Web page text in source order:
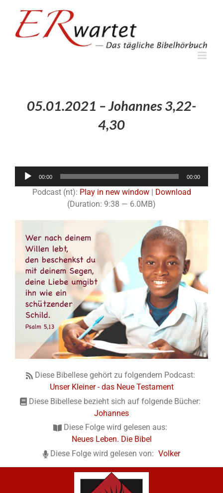
springen
05.01.2021 – Johannes 3,22-
4,30
00:00 00:00
Podcast (nt): Play in new window| Download
(Duration: 9:38 — 6.0MB)
Diese Bibellese gehört zu folgendem Podcast:
Unser Kleiner - das Neue Testament
Diese Bibellese bezieht sich auf folgende Bücher:
Johannes
Diese Folge wird gelesen aus:
Neues Leben. Die Bibel
Diese Folge wird gelesen von: Volker